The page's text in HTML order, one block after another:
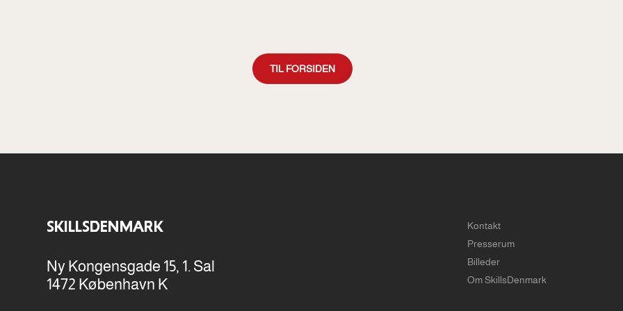
TIL FORSIDEN
SKILLSDENMARK
Ny Kongensgade 15, 1. Sal
1472 København K
Kontakt
Presserum
Billeder
Om SkillsDenmark